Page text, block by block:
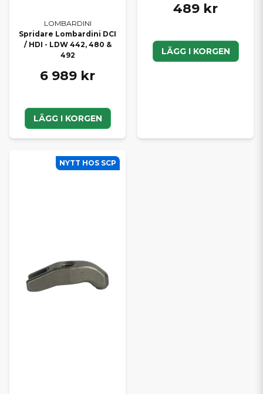
LOMBARDINI
Spridare Lombardini DCI
/ HDI - LDW 442, 480 &
492
6 989 kr
LÄGG I KORGEN
489 kr
LÄGG I KORGEN
NYTT HOS SCP